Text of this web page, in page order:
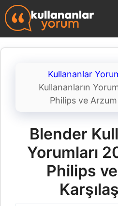
İçeriğe
atla
Kullananlar
Kullananların
Philips ve Arzum
Blender
Yorumları
Philips